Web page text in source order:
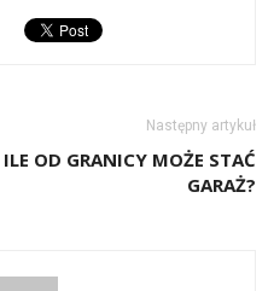
Następny artykuł
ILE OD GRANICY MOŻE STAĆ
GARAŻ?